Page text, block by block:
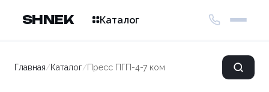
SHNEK Каталог
Главная/Каталог/Пресс ПГП-4-7 компакт